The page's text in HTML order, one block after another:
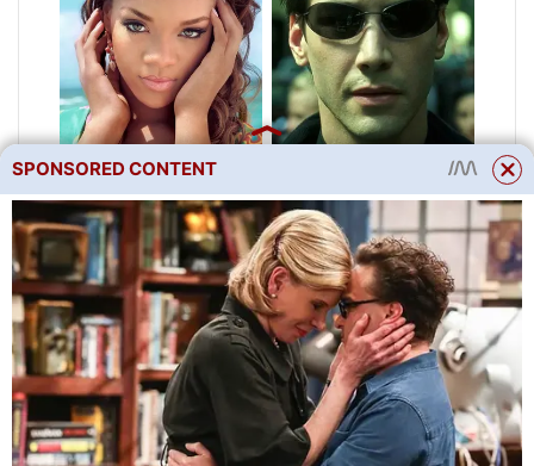
SPONSORED CONTENT